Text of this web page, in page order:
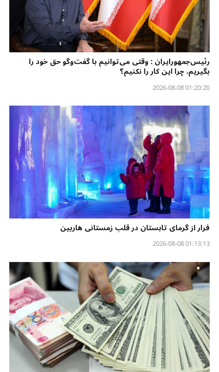
رئیس‌جمهورایران : وقتی می‌توانیم با گفت‌وگو حق خود را
بگیریم، چرا این کار را نکنیم؟
01:20:20 2026-08-08
فرار از گرمای تابستان در قلب زمستانی هاربین
01:13:13 2026-08-08